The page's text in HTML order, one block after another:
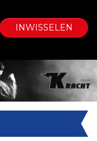
INWISSELEN